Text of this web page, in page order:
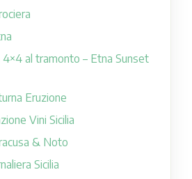
4×4 al tramonto – Etna Sunset
Eruzione
Vini Sicilia
& Noto
Sicilia